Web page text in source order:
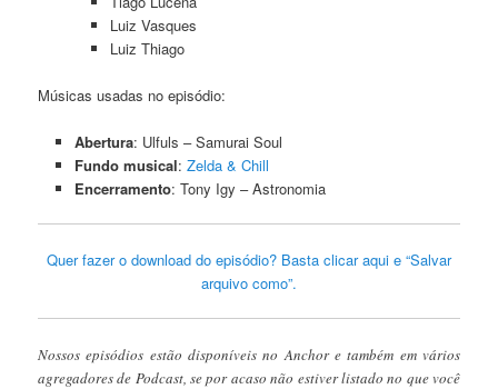
Luiz Vasques
Luiz Thiago
Músicas usadas no episódio:
Abertura: Ulfuls – Samurai Soul
Fundo musical: Zelda & Chill
Encerramento: Tony Igy – Astronomia
Quer fazer o download do episódio? Basta clicar aqui e “Salvar
arquivo como”.
Nossos episódios estão disponíveis no Anchor e também em vários
agregadores de Podcast, se por acaso não estiver listado no que você